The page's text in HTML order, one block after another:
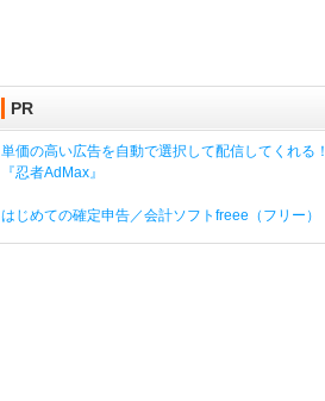
PR
単価の高い広告を自動で選択して配信してくれる！
『忍者AdMax』
はじめての確定申告／会計ソフトfreee（フリー）